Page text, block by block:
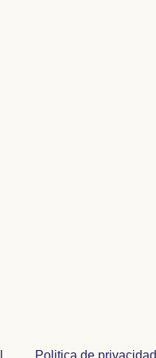
Politica de privacidad